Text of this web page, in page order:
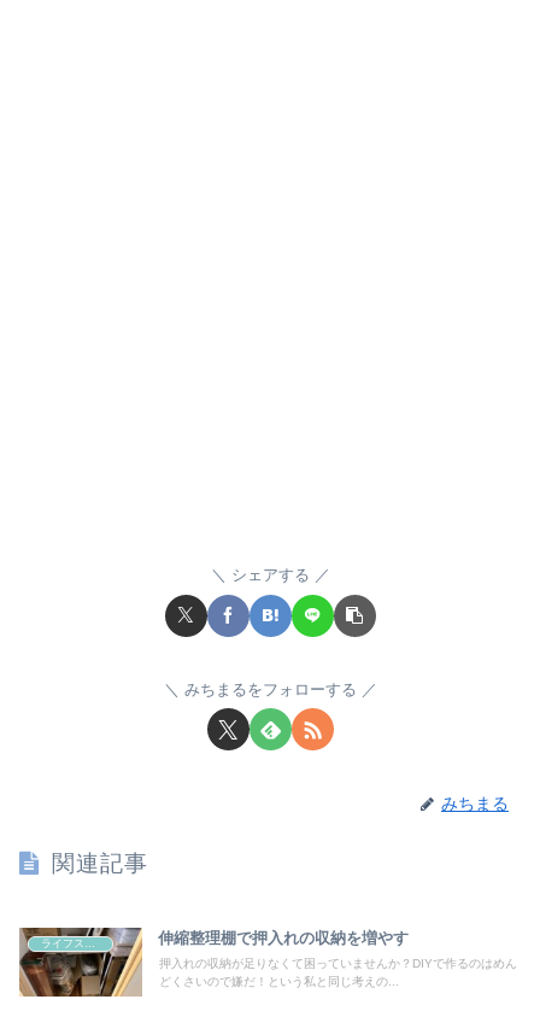
シェアする
みちまるをフォローする
みちまる
関連記事
ライフスタイル 伸縮整理棚で押入れの収納を増やす
押入れの収納が足りなくて困っていませんか？DIYで作るのはめん
どくさいので嫌だ！という私と同じ考えの...